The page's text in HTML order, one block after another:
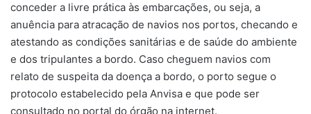
conceder a livre prática às embarcações, ou seja, a
anuência para atracação de navios nos portos, checando e
atestando as condições sanitárias e de saúde do ambiente
e dos tripulantes a bordo. Caso cheguem navios com
relato de suspeita da doença a bordo, o porto segue o
protocolo estabelecido pela Anvisa e que pode ser
consultado no portal do órgão na internet.